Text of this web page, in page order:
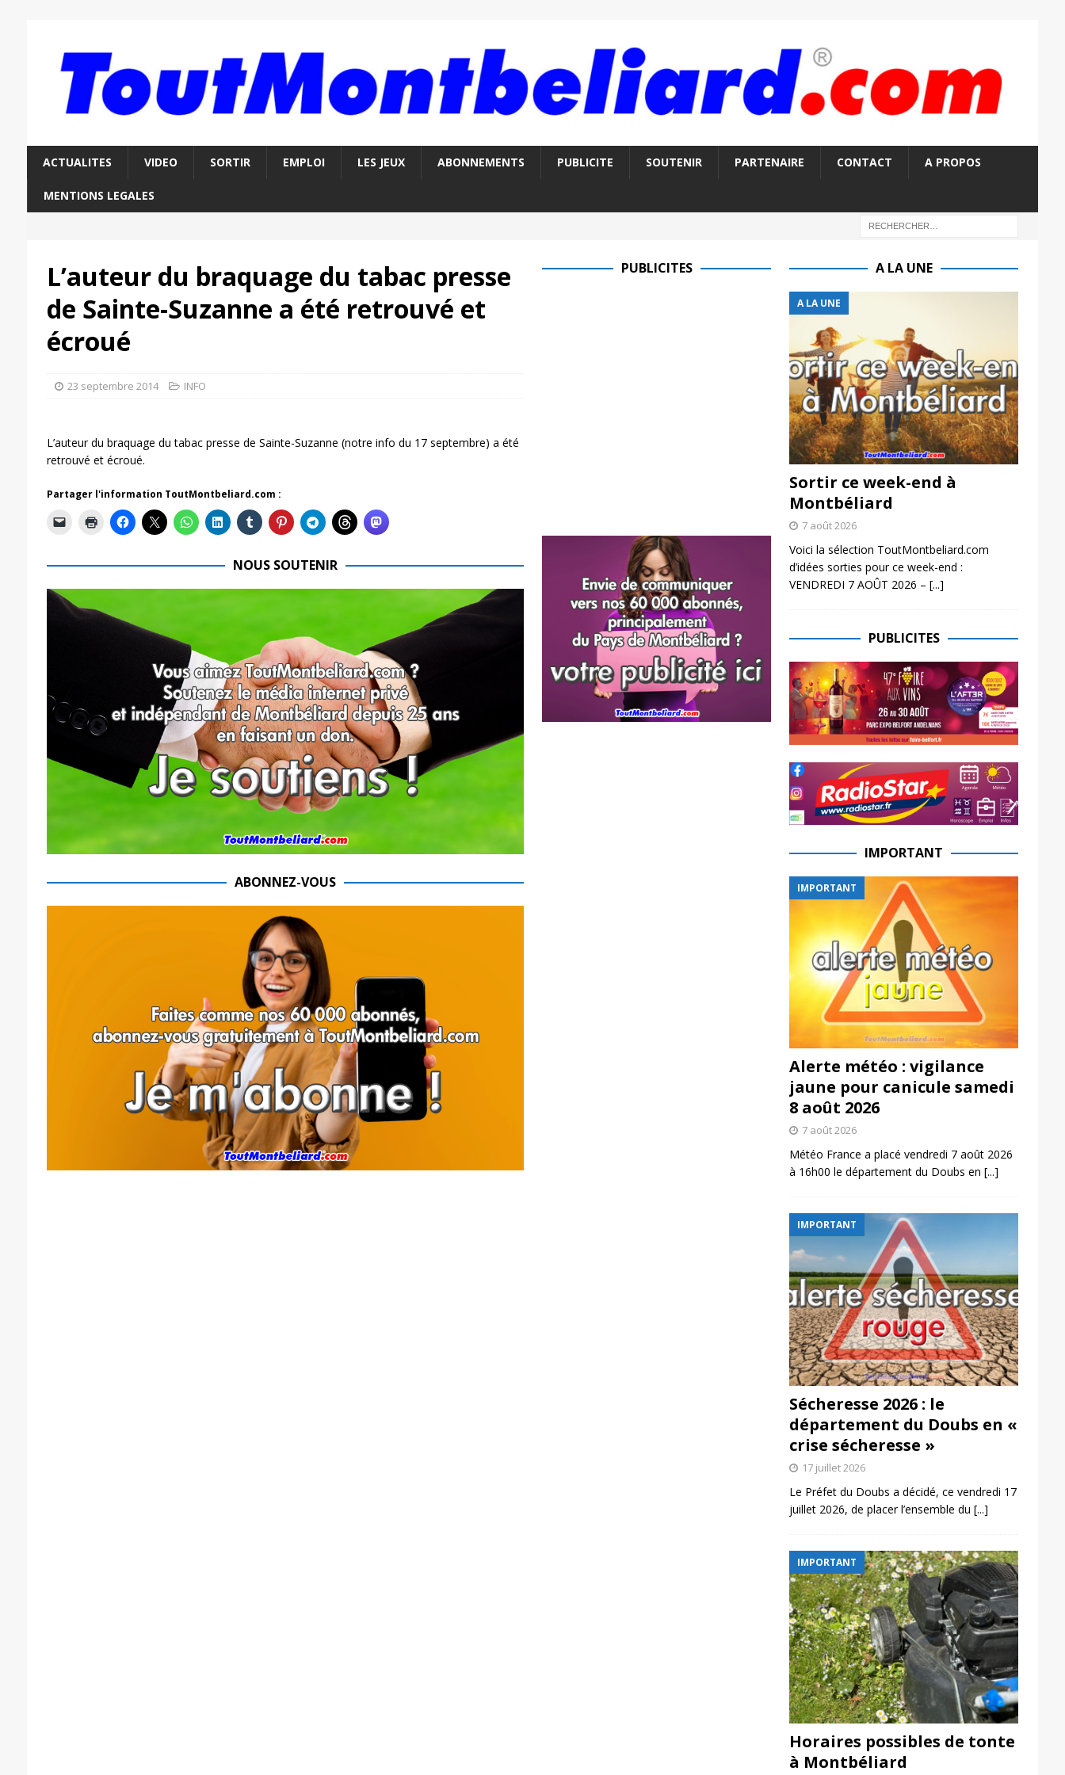
ACTUALITES VIDEO SORTIR EMPLOI LES JEUX ABONNEMENTS PUBLICITE SOUTENIR PARTENAIRE CONTACT A PROPOS
MENTIONS LEGALES
L’auteur du braquage du tabac presse
de Sainte-Suzanne a été retrouvé et
écroué
23 septembre 2014 INFO
L’auteur du braquage du tabac presse de Sainte-Suzanne (notre info du 17 septembre) a été
retrouvé et écroué.
Partager l'information ToutMontbeliard.com :
NOUS SOUTENIR
ABONNEZ-VOUS
PUBLICITES A LA UNE
A LA UNE
Sortir ce week-end à
Montbéliard
7 août 2026
Voici la sélection ToutMontbeliard.com
d’idées sorties pour ce week-end :
VENDREDI 7 AOÛT 2026 – [...]
PUBLICITES
IMPORTANT
IMPORTANT
Alerte météo : vigilance
jaune pour canicule samedi
8 août 2026
7 août 2026
Météo France a placé vendredi 7 août 2026
à 16h00 le département du Doubs en [...]
IMPORTANT
Sécheresse 2026 : le
département du Doubs en «
crise sécheresse »
17 juillet 2026
Le Préfet du Doubs a décidé, ce vendredi 17
juillet 2026, de placer l’ensemble du [...]
IMPORTANT
Horaires possibles de tonte
à Montbéliard